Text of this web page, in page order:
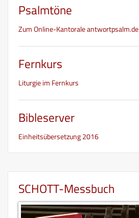
Psalmtöne
Zum Online-Kantorale antwortpsalm.de
Fernkurs
Liturgie im Fernkurs
Bibleserver
Einheitsübersetzung 2016
SCHOTT-Messbuch